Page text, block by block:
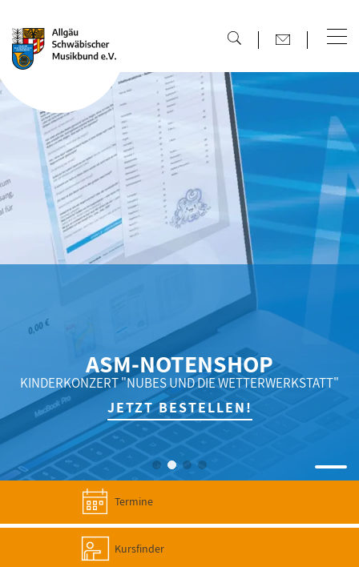
ASM-NOTENSHOP
KINDERKONZERT "NUBES UND DIE WETTERWERKSTATT"
JETZT BESTELLEN!
Termine
Kursfinder